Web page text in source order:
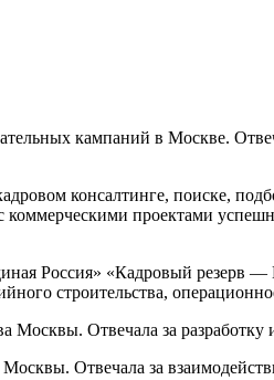
кампаний в Москве.
консалтинге, поиске,
проектами
Россия» «Кадровый резерв
строительства,
Москвы. Отвечала за
Отвечала за